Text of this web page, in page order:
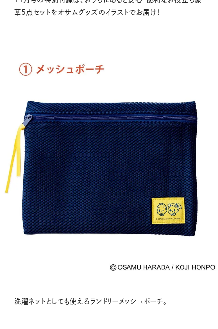
華5点セットをオサムグッズのイラストでお届け！
洗濯ネットとしても使えるランドリーメッシュポーチ。